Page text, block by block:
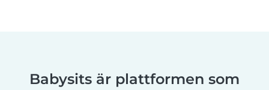
Babysits är plattformen som